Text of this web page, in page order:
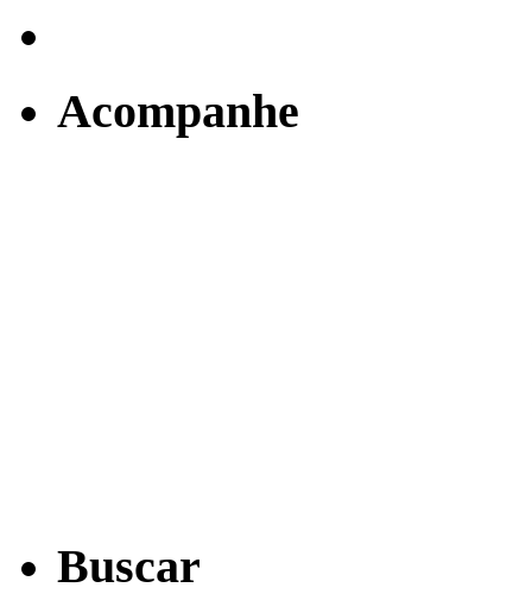
Acompanhe
Buscar